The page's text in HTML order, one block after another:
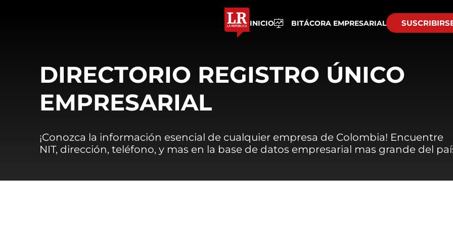
INICIO BITÁCORA EMPRESARIAL
DIRECTORIO REGISTRO ÚNICO
EMPRESARIAL
¡Conozca la información esencial de cualquier empresa de Colombia! Encuentre
NIT, dirección, teléfono, y mas en la base de datos empresarial mas grande del